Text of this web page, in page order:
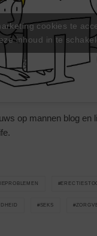
cookies te
inhoud in te
op mannen blog en
SEKS